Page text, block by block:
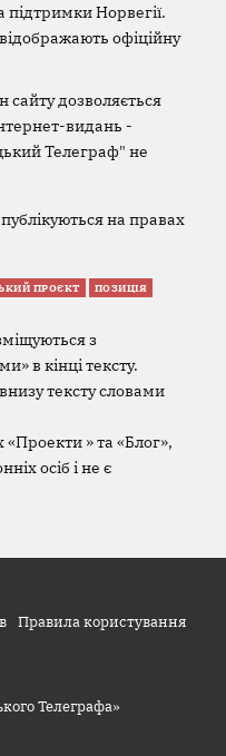
підтримки Норвегії.
офіційну
сайту дозволяється
видань -
Телеграф" не
на правах
ПРОЄКТ ПОЗИЦІЯ
з
в кінці тексту.
тексту словами
» та «Блог»,
осіб і не є
Правила користування
Телеграфа»